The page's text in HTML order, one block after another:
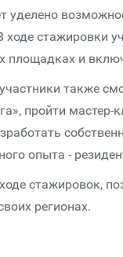
уделено
ходе стажировки
и
также
пройти
опыта -
стажировок,
регионах.